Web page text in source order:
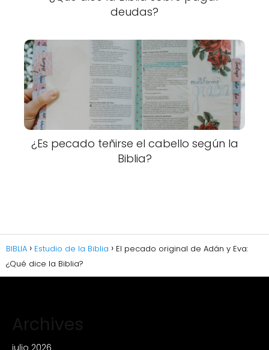
deudas?
¿Es pecado teñirse el cabello según la
Biblia?
BIBLIA Estudio de la Biblia
El pecado original de Adán y Eva:
¿Qué dice la Biblia?
Archives